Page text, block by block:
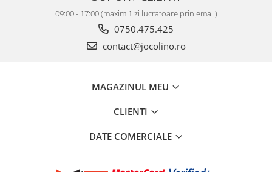
09:00 - 17:00 (maxim 1 zi lucratoare prin email)
0750.475.425
contact@jocolino.ro
MAGAZINUL MEU
CLIENTI
DATE COMERCIALE